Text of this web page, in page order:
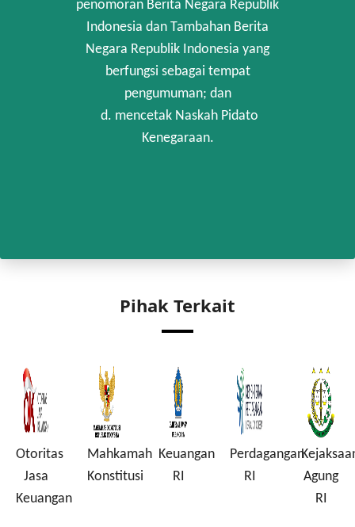
penomoran Berita Negara Republik
Indonesia dan Tambahan Berita
Negara Republik Indonesia yang
berfungsi sebagai tempat
pengumuman; dan
d. mencetak Naskah Pidato
Kenegaraan.
Pihak Terkait
Otoritas
Jasa
Keuangan
Mahkamah
Konstitusi
Keuangan
RI
Perdagangan
RI
Agung
RI